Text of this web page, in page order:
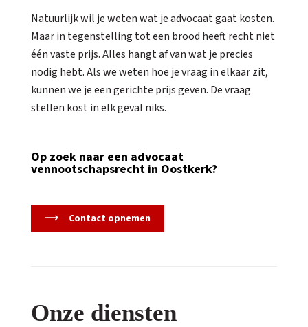
Natuurlijk wil je weten wat je advocaat gaat kosten.
Maar in tegenstelling tot een brood heeft recht niet
één vaste prijs. Alles hangt af van wat je precies
nodig hebt. Als we weten hoe je vraag in elkaar zit,
kunnen we je een gerichte prijs geven. De vraag
stellen kost in elk geval niks.
Op zoek naar een advocaat
vennootschapsrecht in Oostkerk?
Contact opnemen
Onze diensten